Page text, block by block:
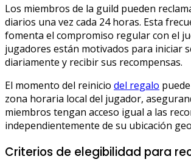
Los miembros de la guild pueden
diarios una vez cada 24 horas. Esta
fomenta el compromiso regular con el
jugadores están motivados para iniciar
diariamente y recibir sus recompensas.
El momento del reinicio del regalo
zona horaria local del jugador,
miembros tengan acceso igual a las
independientemente de su ubicación
Criterios de elegibilidad para